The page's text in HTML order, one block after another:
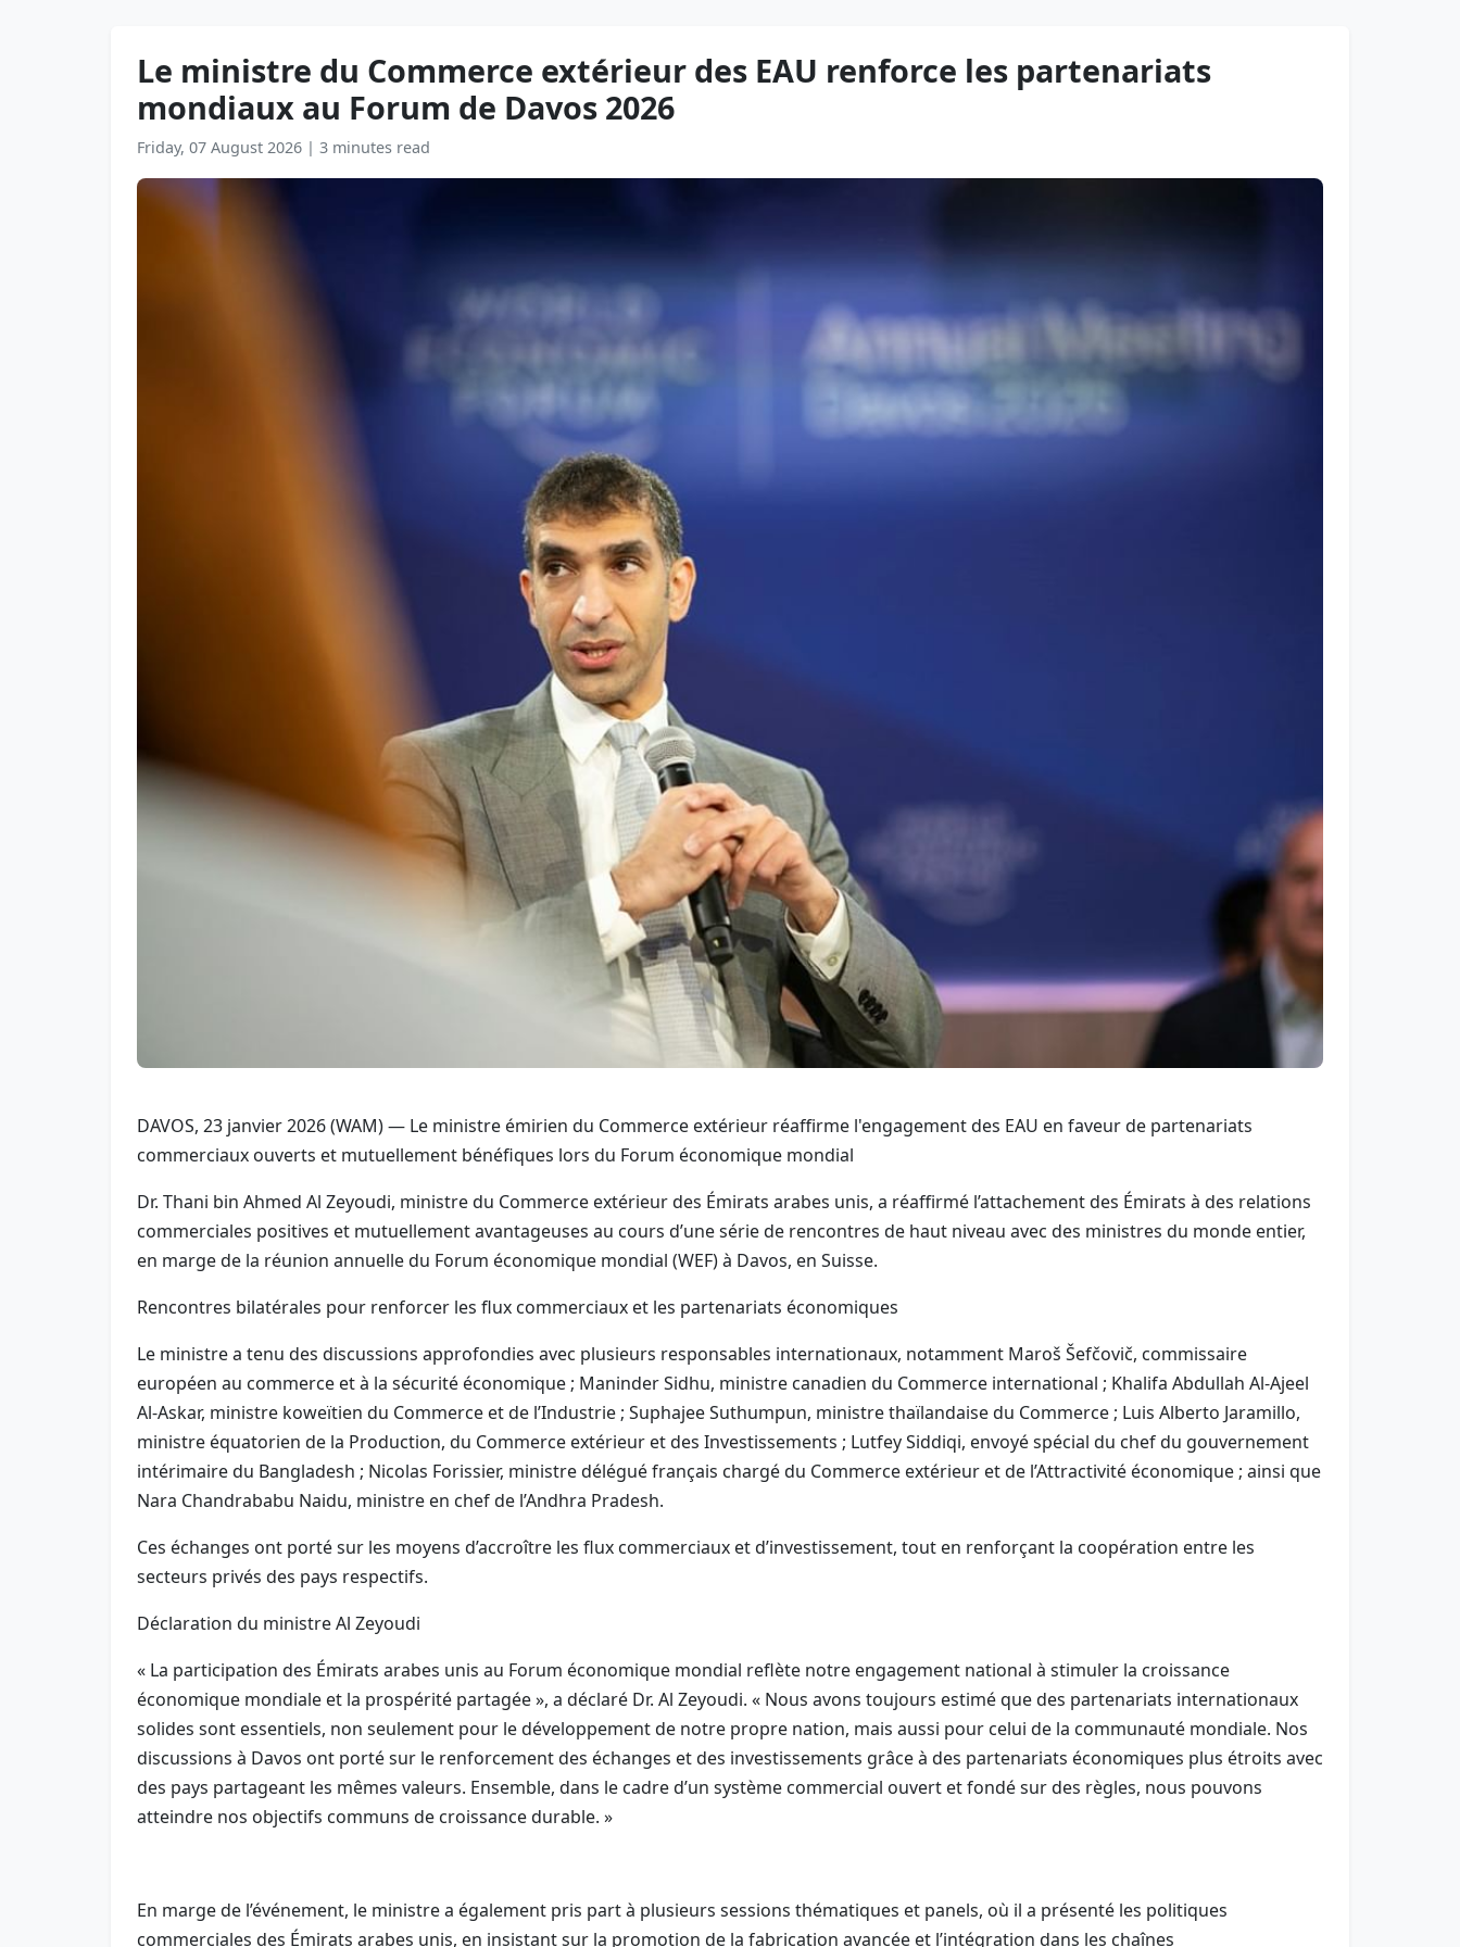
Le ministre du Commerce extérieur des EAU renforce les partenariats
mondiaux au Forum de Davos 2026
Friday, 07 August 2026 | 3 minutes read
DAVOS, 23 janvier 2026 (WAM) — Le ministre émirien du Commerce extérieur réaffirme l'engagement des EAU en faveur de partenariats
commerciaux ouverts et mutuellement bénéfiques lors du Forum économique mondial
Dr. Thani bin Ahmed Al Zeyoudi, ministre du Commerce extérieur des Émirats arabes unis, a réaffirmé l’attachement des Émirats à des relations
commerciales positives et mutuellement avantageuses au cours d’une série de rencontres de haut niveau avec des ministres du monde entier,
en marge de la réunion annuelle du Forum économique mondial (WEF) à Davos, en Suisse.
Rencontres bilatérales pour renforcer les flux commerciaux et les partenariats économiques
Le ministre a tenu des discussions approfondies avec plusieurs responsables internationaux, notamment Maroš Šefčovič, commissaire
européen au commerce et à la sécurité économique ; Maninder Sidhu, ministre canadien du Commerce international ; Khalifa Abdullah Al-Ajeel
Al-Askar, ministre koweïtien du Commerce et de l’Industrie ; Suphajee Suthumpun, ministre thaïlandaise du Commerce ; Luis Alberto Jaramillo,
ministre équatorien de la Production, du Commerce extérieur et des Investissements ; Lutfey Siddiqi, envoyé spécial du chef du gouvernement
intérimaire du Bangladesh ; Nicolas Forissier, ministre délégué français chargé du Commerce extérieur et de l’Attractivité économique ; ainsi que
Nara Chandrababu Naidu, ministre en chef de l’Andhra Pradesh.
Ces échanges ont porté sur les moyens d’accroître les flux commerciaux et d’investissement, tout en renforçant la coopération entre les
secteurs privés des pays respectifs.
Déclaration du ministre Al Zeyoudi
« La participation des Émirats arabes unis au Forum économique mondial reflète notre engagement national à stimuler la croissance
économique mondiale et la prospérité partagée », a déclaré Dr. Al Zeyoudi. « Nous avons toujours estimé que des partenariats internationaux
solides sont essentiels, non seulement pour le développement de notre propre nation, mais aussi pour celui de la communauté mondiale. Nos
discussions à Davos ont porté sur le renforcement des échanges et des investissements grâce à des partenariats économiques plus étroits avec
des pays partageant les mêmes valeurs. Ensemble, dans le cadre d’un système commercial ouvert et fondé sur des règles, nous pouvons
atteindre nos objectifs communs de croissance durable. »
En marge de l’événement, le ministre a également pris part à plusieurs sessions thématiques et panels, où il a présenté les politiques
commerciales des Émirats arabes unis, en insistant sur la promotion de la fabrication avancée et l’intégration dans les chaînes